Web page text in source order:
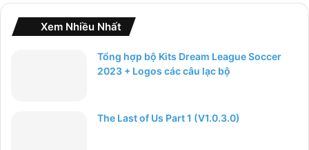
Xem Nhiều Nhất
Tổng hợp bộ Kits Dream League Soccer
2023 + Logos các câu lạc bộ
The Last of Us Part 1 (V1.0.3.0)